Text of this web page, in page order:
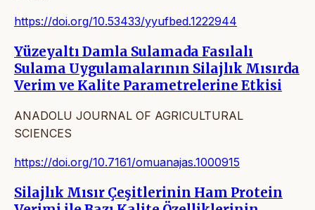
https://doi.org/10.53433/yyufbed.1222944
Yüzeyaltı Damla Sulamada Fasılalı
Sulama Uygulamalarının Silajlık Mısırda
Verim ve Kalite Parametrelerine Etkisi
ANADOLU JOURNAL OF AGRICULTURAL
SCIENCES
https://doi.org/10.7161/omuanajas.1000915
Silajlık Mısır Çeşitlerinin Ham Protein